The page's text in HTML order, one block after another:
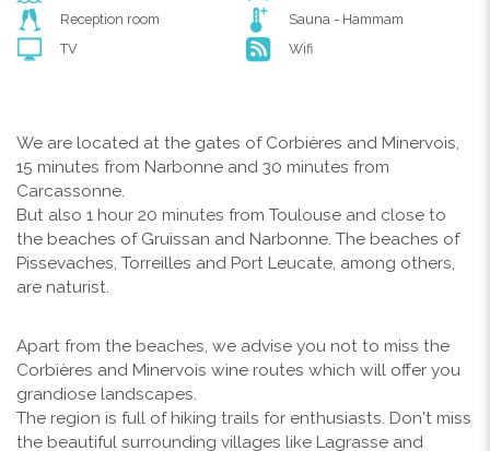
Reception room
Sauna - Hammam
TV
Wifi
We are located at the gates of Corbières and Minervois,
15 minutes from Narbonne and 30 minutes from
Carcassonne.
But also 1 hour 20 minutes from Toulouse and close to
the beaches of Gruissan and Narbonne. The beaches of
Pissevaches, Torreilles and Port Leucate, among others,
are naturist.
Apart from the beaches, we advise you not to miss the
Corbières and Minervois wine routes which will offer you
grandiose landscapes.
The region is full of hiking trails for enthusiasts. Don't miss
the beautiful surrounding villages like Lagrasse and